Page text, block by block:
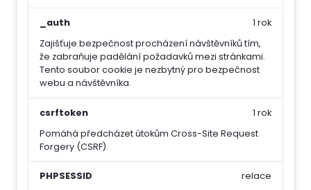
_auth
Zajišťuje bezpečnost procházení návštěvníků tím,
že zabraňuje padělání požadavků mezi stránkami.
Tento soubor cookie je nezbytný pro bezpečnost
webu a návštěvníka.
1 rok
csrftoken
Pomáhá předcházet útokům Cross-Site Request
Forgery (CSRF).
1 rok
PHPSESSID
relace